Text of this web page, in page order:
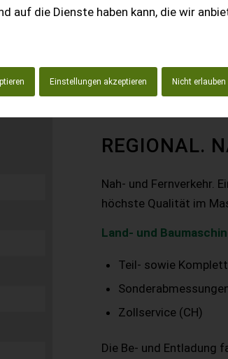
auf die Dienste haben kann, die wir
Einstellungen akzeptieren Nicht erlauben
REGIONAL.
Nah- und Fernverkehr.
höchste Qualität im
Land- und
Teil- sowie
Zollservice (CH)
Die Be- und Entladung